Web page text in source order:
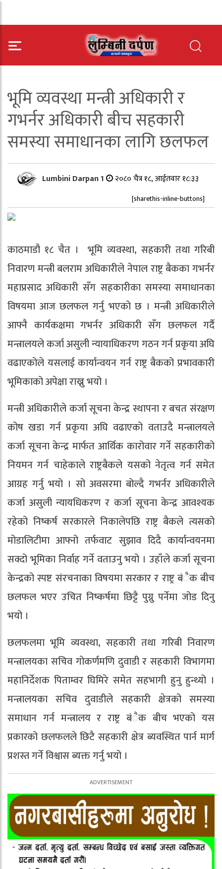
भूमि व्यवस्था मन्त्री अधिकारी र
गभर्नर अधिकारी बीच सहकारी
समस्या समाधानका लागि छलफल
Lumbini Darpan 1 २०८० चैत्र १८, आईतवार १८:३३
[sharethis-inline-buttons]
काठमाडौ १८ चैत । भूमि व्यवस्था, सहकारी तथा गरिबी
निवारण मन्त्री बलराम अधिकारीले नेपाल राष्ट्र बैकका गभर्नर
महाप्रसाद अधिकारी सँग सहकारीका समस्या समाधानका
विषयमा आज छलफल गर्नु भएको छ । मन्त्री अधिकारीले
आफ्नै कार्यकक्षमा गभर्नर अधिकारी सँग छलफल गर्दै
मन्त्रालयले कर्जा असुली न्यायाधिकरण गठन गर्न प्रकृया अघि
वढाएकोले यसलाई कार्यान्वयन गर्न राष्ट्र बैकको प्रभावकारी
भूमिकाको अपेक्षा राख्नु भयो ।
मन्त्री अधिकारीले कर्जा सूचना केन्द्र स्थापना र बचत संरक्षण
कोष खडा गर्न प्रकृया अघि वढाएको वताउदै मन्त्रालयले
कर्जा सूचना केन्द्र मार्फत आर्थिक कारोवार गर्ने सहकारीको
नियमन गर्न चाहेकाले राष्ट्रबैकले यसको नेतृत्व गर्न समेत
आग्रह गर्नु भयो । सो अवसरमा बोल्दै गभर्नर अधिकारीले
कर्जा असुली न्यायधिकरण र कर्जा सूचना केन्द्र आवश्यक
रहेको निष्कर्ष सरकारले निकालेपछि राष्ट्र बैकले त्यसको
मोडालिटीमा आफ्नो तर्फवाट सुझाव दिदै कार्यान्वयनमा
सक्दो भूमिका निर्वाह गर्ने वताउनु भयो । उहाँले कर्जा सूचना
केन्द्रको स्पष्ट संरचनाका विषयमा सरकार र राष्ट्र बंैक बीच
छलफल भएर उचित निष्कर्षमा छिट्टै पुग्नु पर्नेमा जोड दिनु
भयो ।
छलफलमा भूमि व्यवस्था, सहकारी तथा गरिबी निवारण
मन्त्रालयका सचिव गोकर्णमणि दुवाडी र सहकारी विभागमा
महानिर्देशक पिताम्वर घिमिरे समेत सहभागी हुनु हुन्थ्यो ।
मन्त्रालयका सचिव दुवाडीले सहकारी क्षेत्रको समस्या
समाधान गर्न मन्त्रालय र राष्ट्र बंैक बीच भएको यस
प्रकारको छलफलले छिटै सहकारी क्षेत्र ब्यवस्थित पार्न मार्ग
प्रशस्त गर्ने विश्वास ब्यक्त गर्नु भयो ।